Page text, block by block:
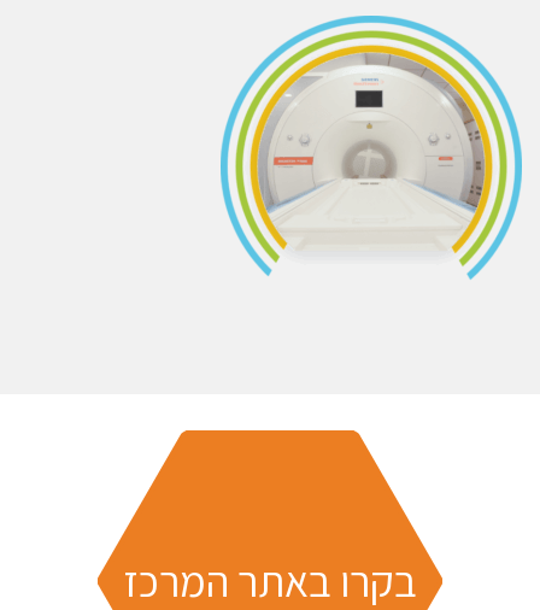
בקרו באתר המרכז